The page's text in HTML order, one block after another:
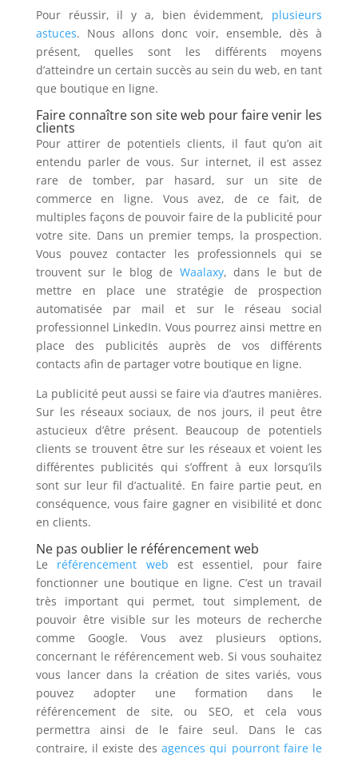
Pour réussir, il y a, bien évidemment, plusieurs
astuces. Nous allons donc voir, ensemble, dès à
présent, quelles sont les différents moyens
d’atteindre un certain succès au sein du web, en tant
que boutique en ligne.
Faire connaître son site web pour faire venir les
clients
Pour attirer de potentiels clients, il faut qu’on ait
entendu parler de vous. Sur internet, il est assez
rare de tomber, par hasard, sur un site de
commerce en ligne. Vous avez, de ce fait, de
multiples façons de pouvoir faire de la publicité pour
votre site. Dans un premier temps, la prospection.
Vous pouvez contacter les professionnels qui se
trouvent sur le blog de Waalaxy, dans le but de
mettre en place une stratégie de prospection
automatisée par mail et sur le réseau social
professionnel LinkedIn. Vous pourrez ainsi mettre en
place des publicités auprès de vos différents
contacts afin de partager votre boutique en ligne.
La publicité peut aussi se faire via d’autres manières.
Sur les réseaux sociaux, de nos jours, il peut être
astucieux d’être présent. Beaucoup de potentiels
clients se trouvent être sur les réseaux et voient les
différentes publicités qui s’offrent à eux lorsqu’ils
sont sur leur fil d’actualité. En faire partie peut, en
conséquence, vous faire gagner en visibilité et donc
en clients.
Ne pas oublier le référencement web
Le référencement web est essentiel, pour faire
fonctionner une boutique en ligne. C’est un travail
très important qui permet, tout simplement, de
pouvoir être visible sur les moteurs de recherche
comme Google. Vous avez plusieurs options,
concernant le référencement web. Si vous souhaitez
vous lancer dans la création de sites variés, vous
pouvez adopter une formation dans le
référencement de site, ou SEO, et cela vous
permettra ainsi de le faire seul. Dans le cas
contraire, il existe des agences qui pourront faire le